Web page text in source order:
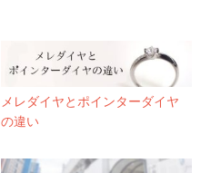
メレダイヤとポインターダイヤ
の違い